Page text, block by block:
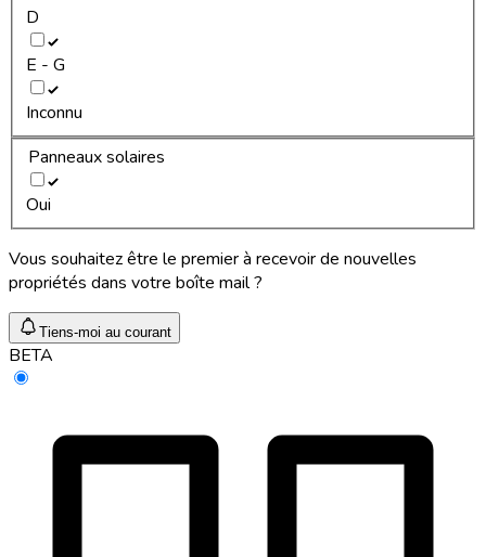
D
E - G
Inconnu
Panneaux solaires
Oui
Vous souhaitez être le premier à recevoir de nouvelles
propriétés dans votre boîte mail ?
Tiens-moi au courant
BETA